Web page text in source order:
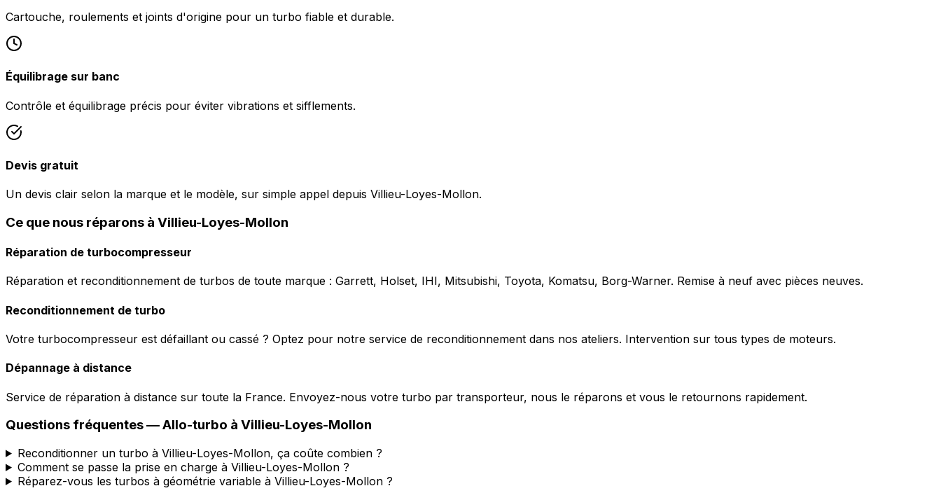
Cartouche, roulements et joints d'origine pour un turbo fiable et durable.
Équilibrage sur banc
Contrôle et équilibrage précis pour éviter vibrations et sifflements.
Devis gratuit
Un devis clair selon la marque et le modèle, sur simple appel depuis Villieu-Loyes-Mollon.
Ce que nous réparons à Villieu-Loyes-Mollon
Réparation de turbocompresseur
Réparation et reconditionnement de turbos de toute marque : Garrett, Holset, IHI, Mitsubishi, Toyota, Komatsu, Borg-Warner. Remise à neuf avec pièces neuves.
Reconditionnement de turbo
Votre turbocompresseur est défaillant ou cassé ? Optez pour notre service de reconditionnement dans nos ateliers. Intervention sur tous types de moteurs.
Dépannage à distance
Service de réparation à distance sur toute la France. Envoyez-nous votre turbo par transporteur, nous le réparons et vous le retournons rapidement.
Questions fréquentes —Allo-turbo à Villieu-Loyes-Mollon
Reconditionner un turbo à Villieu-Loyes-Mollon, ça coûte combien ?
Comment se passe la prise en charge à Villieu-Loyes-Mollon ?
Réparez-vous les turbos à géométrie variable à Villieu-Loyes-Mollon ?